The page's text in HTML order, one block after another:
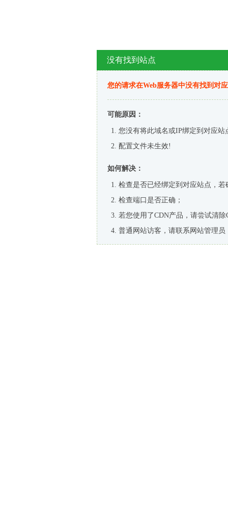
没有找到站点
您的请求在Web服务器中没有找到对
可能原因：
您没有将此域名或IP绑定到对应站
配置文件未生效!
如何解决：
检查是否已经绑定到对应站点，
检查端口是否正确；
若您使用了CDN产品，请尝试清除
普通网站访客，请联系网站管理员